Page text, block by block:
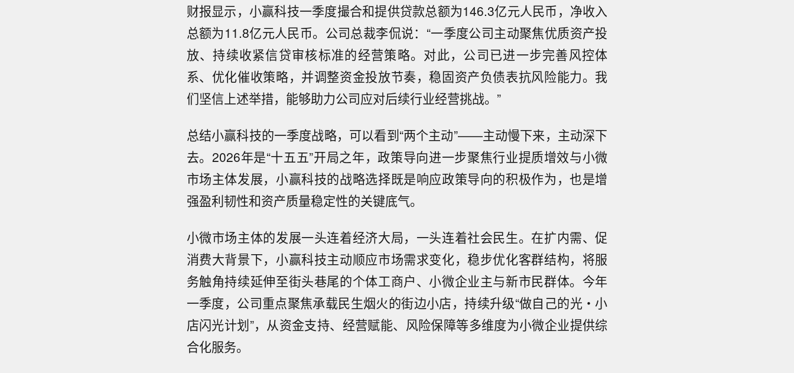
财报显示，小赢科技一季度撮合和提供贷款总额为146.3亿元人民币，净收入
总额为11.8亿元人民币。公司总裁李侃说：“一季度公司主动聚焦优质资产投
放、持续收紧信贷审核标准的经营策略。对此，公司已进一步完善风控体
系、优化催收策略，并调整资金投放节奏，稳固资产负债表抗风险能力。我
们坚信上述举措，能够助力公司应对后续行业经营挑战。”
总结小赢科技的一季度战略，可以看到“两个主动”——主动慢下来，主动深下
去。2026年是“十五五”开局之年，政策导向进一步聚焦行业提质增效与小微
市场主体发展，小赢科技的战略选择既是响应政策导向的积极作为，也是增
强盈利韧性和资产质量稳定性的关键底气。
小微市场主体的发展一头连着经济大局，一头连着社会民生。在扩内需、促
消费大背景下，小赢科技主动顺应市场需求变化，稳步优化客群结构，将服
务触角持续延伸至街头巷尾的个体工商户、小微企业主与新市民群体。今年
一季度，公司重点聚焦承载民生烟火的街边小店，持续升级“做自己的光・小
店闪光计划”，从资金支持、经营赋能、风险保障等多维度为小微企业提供综
合化服务。